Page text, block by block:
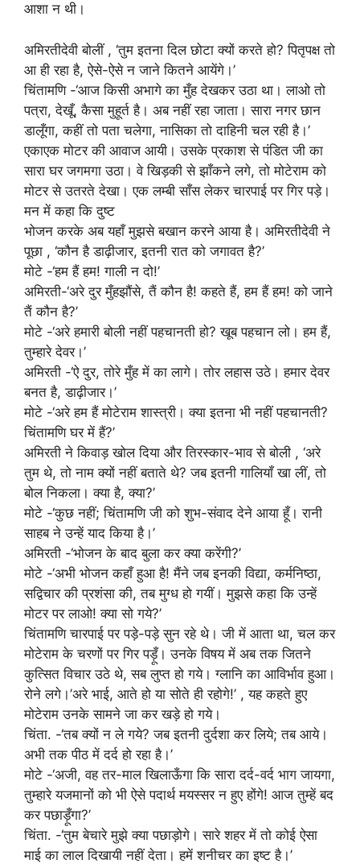
आशा न थी।
अमिरतीदेवी बोलीं , ‘तुम इतना दिल छोटा क्यों करते हो? पितृपक्ष तो
आ ही रहा है, ऐसे-ऐसे न जाने कितने आयेंगे।’
चिंतामणि -‘आज किसी अभागे का मुँह देखकर उठा था। लाओ तो
पत्रा, देखूँ, कैसा मुहूर्त है। अब नहीं रहा जाता। सारा नगर छान
डालूँगा, कहीं तो पता चलेगा, नासिका तो दाहिनी चल रही है।’
एकाएक मोटर की आवाज आयी। उसके प्रकाश से पंडित जी का
सारा घर जगमगा उठा। वे खिड़की से झाँकने लगे, तो मोटेराम को
मोटर से उतरते देखा। एक लम्बी साँस लेकर चारपाई पर गिर पड़े।
मन में कहा कि दुष्ट
भोजन करके अब यहाँ मुझसे बखान करने आया है। अमिरतीदेवी ने
पूछा , ‘कौन है डाढ़ीजार, इतनी रात को जगावत है?’
मोटे -‘हम हैं हम! गाली न दो!’
अमिरती-‘अरे दुर मुँहझौंसे, तैं कौन है! कहते हैं, हम हैं हम! को जाने
तैं कौन है?’
मोटे -‘अरे हमारी बोली नहीं पहचानती हो? खूब पहचान लो। हम हैं,
तुम्हारे देवर।’
अमिरती -‘ऐ दुर, तोरे मुँह में का लागे। तोर लहास उठे। हमार देवर
बनत है, डाढ़ीजार।’
मोटे -‘अरे हम हैं मोटेराम शास्त्री। क्या इतना भी नहीं पहचानती?
चिंतामणि घर में हैं?’
अमिरती ने किवाड़ खोल दिया और तिरस्कार-भाव से बोली , ‘अरे
तुम थे, तो नाम क्यों नहीं बताते थे? जब इतनी गालियाँ खा लीं, तो
बोल निकला। क्या है, क्या?’
मोटे -‘कुछ नहीं; चिंतामणि जी को शुभ-संवाद देने आया हूँ। रानी
साहब ने उन्हें याद किया है।’
अमिरती -‘भोजन के बाद बुला कर क्या करेंगी?’
मोटे -‘अभी भोजन कहाँ हुआ है! मैंने जब इनकी विद्या, कर्मनिष्ठा,
सद्विचार की प्रशंसा की, तब मुग्ध हो गयीं। मुझसे कहा कि उन्हें
मोटर पर लाओ! क्या सो गये?’
चिंतामणि चारपाई पर पड़े-पड़े सुन रहे थे। जी में आता था, चल कर
मोटेराम के चरणों पर गिर पड़ूँ। उनके विषय में अब तक जितने
कुत्सित विचार उठे थे, सब लुप्त हो गये। ग्लानि का आविर्भाव हुआ।
रोने लगे।’अरे भाई, आते हो या सोते ही रहोगे!’ , यह कहते हुए
मोटेराम उनके सामने जा कर खड़े हो गये।
चिंता. -‘तब क्यों न ले गये? जब इतनी दुर्दशा कर लिये; तब आये।
अभी तक पीठ में दर्द हो रहा है।’
मोटे -‘अजी, वह तर-माल खिलाऊँगा कि सारा दर्द-वर्द भाग जायगा,
तुम्हारे यजमानों को भी ऐसे पदार्थ मयस्सर न हुए होंगे! आज तुम्हें बद
कर पछाड़ूँगा?’
चिंता. -‘तुम बेचारे मुझे क्या पछाड़ोगे। सारे शहर में तो कोई ऐसा
माई का लाल दिखायी नहीं देता। हमें शनीचर का इष्ट है।’